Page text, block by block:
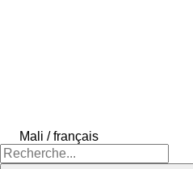
Mali / français